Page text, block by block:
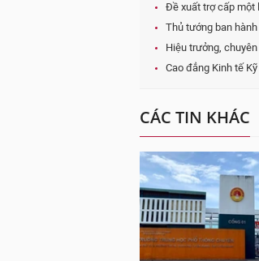
Đề xuất trợ cấp một
Thủ tướng ban
Hiệu trưởng,
Cao đẳng Kinh tế
CÁC TIN KHÁC